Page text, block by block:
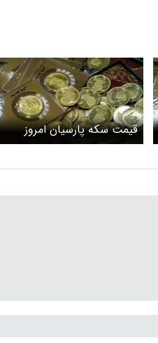
قیمت سکه پارسیان امروز
چهارشنبه ۹ اردیبهشت ۱۴۰۵/